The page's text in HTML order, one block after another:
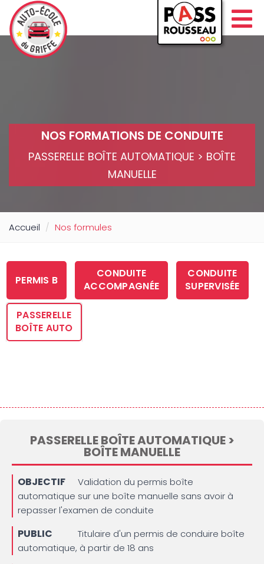
NOS FORMATIONS DE CONDUITE
PASSERELLE BOÎTE AUTOMATIQUE > BOÎTE
MANUELLE
Accueil Nos formules
PERMIS B
CONDUITE
ACCOMPAGNÉE
CONDUITE
SUPERVISÉE
PASSERELLE
BOÎTE AUTO
PASSERELLE BOÎTE AUTOMATIQUE >
BOÎTE MANUELLE
OBJECTIF
Validation du permis boîte
automatique sur une boîte manuelle sans avoir à
repasser l'examen de conduite
PUBLIC
Titulaire d'un permis de conduire boîte
automatique, à partir de 18 ans